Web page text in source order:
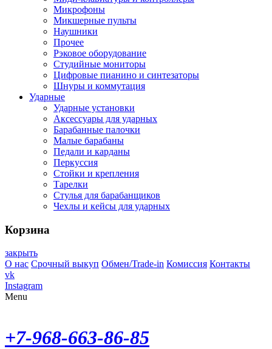
Микрофоны
Микшерные пульты
Наушники
Прочее
Рэковое оборудование
Студийные мониторы
Цифровые пианино и синтезаторы
Шнуры и коммутация
Ударные
Ударные установки
Аксессуары для ударных
Барабанные палочки
Малые барабаны
Педали и карданы
Перкуссия
Стойки и крепления
Тарелки
Стулья для барабанщиков
Чехлы и кейсы для ударных
Корзина
закрыть
О нас Срочный выкуп Обмен/Trade-in Комиссия Контакты
vk
Instagram
Menu
+7-968-663-86-85